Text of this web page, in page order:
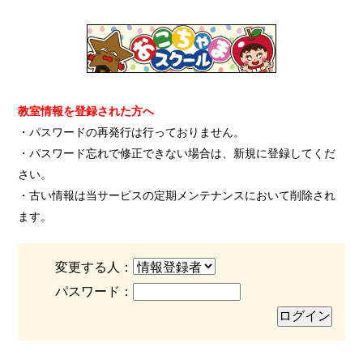
教室情報を登録された方へ
・パスワードの再発行は行っておりません。
・パスワード忘れで修正できない場合は、新規に登録してくだ
さい。
・古い情報は当サービスの定期メンテナンスにおいて削除され
ます。
変更する人：
パスワード：